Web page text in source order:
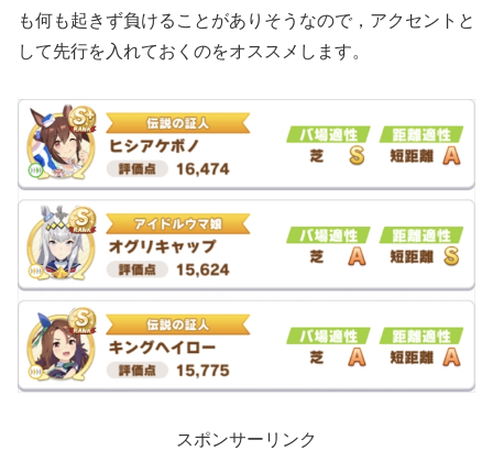
も何も起きず負けることがありそうなので，アクセントと
して先行を入れておくのをオススメします。
スポンサーリンク